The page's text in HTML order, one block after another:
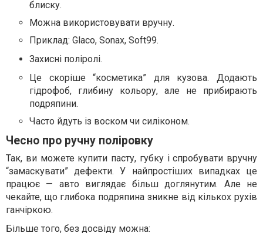
блиску.
Можна використовувати вручну.
Приклад: Glaco, Sonax, Soft99.
Захисні поліролі.
Це скоріше “косметика” для кузова. Додають
гідрофоб, глибину кольору, але не прибирають
подряпини.
Часто йдуть із воском чи силіконом.
Чесно про ручну поліровку
Так, ви можете купити пасту, губку і спробувати вручну
“замаскувати” дефекти. У найпростіших випадках це
працює — авто виглядає більш доглянутим. Але не
чекайте, що глибока подряпина зникне від кількох рухів
ганчіркою.
Більше того, без досвіду можна: